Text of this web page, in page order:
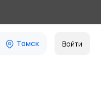
Томск Войти